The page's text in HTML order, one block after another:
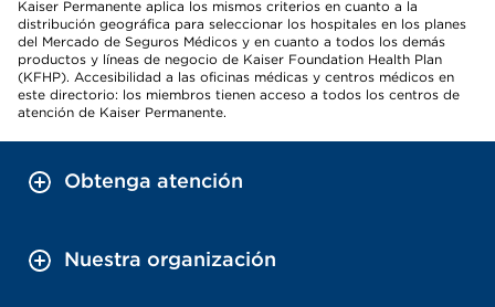
Kaiser Permanente aplica los mismos criterios en cuanto a la
distribución geográfica para seleccionar los hospitales en los planes
del Mercado de Seguros Médicos y en cuanto a todos los demás
productos y líneas de negocio de Kaiser Foundation Health Plan
(KFHP). Accesibilidad a las oficinas médicas y centros médicos en
este directorio: los miembros tienen acceso a todos los centros de
atención de Kaiser Permanente.
Obtenga atención
Nuestra organización